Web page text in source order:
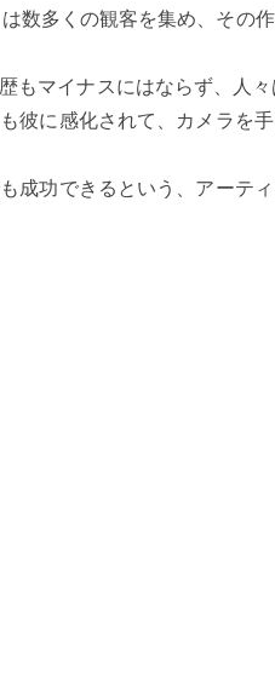
数多くの観客を集め、その
もマイナスにはならず、人
彼に感化されて、カメラを
成功できるという、アーテ